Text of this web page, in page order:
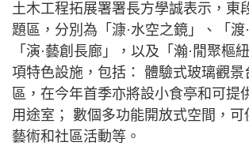
土木工程拓展署署長方學誠表示，東
題區，分別為「漮·水空之鏡」、「渡
「演·藝創長廊」，以及「瀚·閒聚樞
項特色設施，包括： 體驗式玻璃觀景
區，在今年首季亦將設小食亭和可提
用途室； 數個多功能開放式空間，可
藝術和社區活動等。